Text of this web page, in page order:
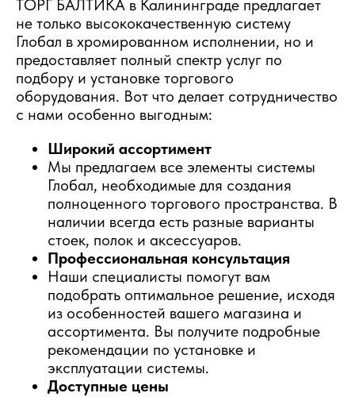
ТОРГ БАЛТИКА в Калининграде предлагает
не только высококачественную систему
Глобал в хромированном исполнении, но и
предоставляет полный спектр услуг по
подбору и установке торгового
оборудования. Вот что делает сотрудничество
с нами особенно выгодным:
Широкий ассортимент
Мы предлагаем все элементы системы
Глобал, необходимые для создания
полноценного торгового пространства. В
наличии всегда есть разные варианты
стоек, полок и аксессуаров.
Профессиональная консультация
Наши специалисты помогут вам
подобрать оптимальное решение, исходя
из особенностей вашего магазина и
ассортимента. Вы получите подробные
рекомендации по установке и
эксплуатации системы.
Доступные цены